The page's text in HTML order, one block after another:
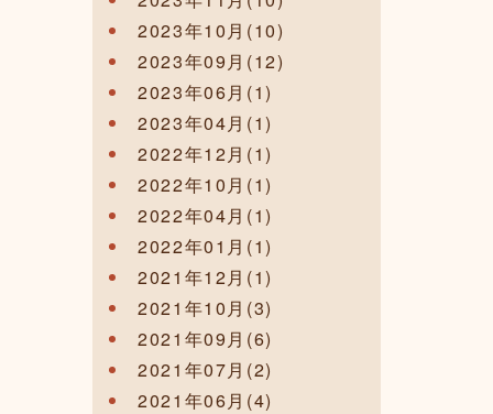
2023年10月(10)
2023年09月(12)
2023年06月(1)
2023年04月(1)
2022年12月(1)
2022年10月(1)
2022年04月(1)
2022年01月(1)
2021年12月(1)
2021年10月(3)
2021年09月(6)
2021年07月(2)
2021年06月(4)